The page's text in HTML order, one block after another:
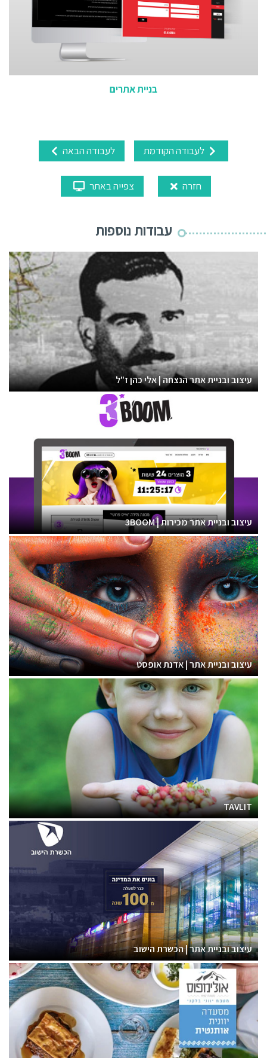
בניית אתרים
לעבודה הבאה
צפייה באתר חזרה
עבודות נוספות
עיצוב ובניית אתר הנצחה | אלי כהן ז"ל
עיצוב ובניית אתר מכירות | 3BOOM
עיצוב ובניית אתר | אדנת אופסט
TAVLIT
עיצוב ובניית אתר | הכשרת הישוב